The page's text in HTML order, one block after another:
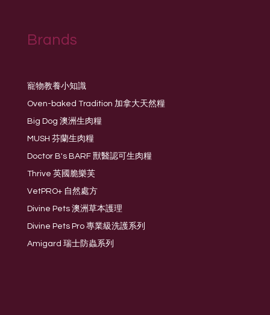
Brands
寵物教養小知識
Oven-baked Tradition 加拿大天然糧
Big Dog 澳洲生肉糧
MUSH 芬蘭生肉糧
Doctor B's BARF 獸醫認可生肉糧
Thrive 英國脆樂芙
VetPRO+ 自然處方
Divine Pets 澳洲草本護理
Divine Pets Pro 專業級洗護系列
Amigard 瑞士防蟲系列